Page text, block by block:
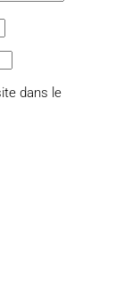
dans le